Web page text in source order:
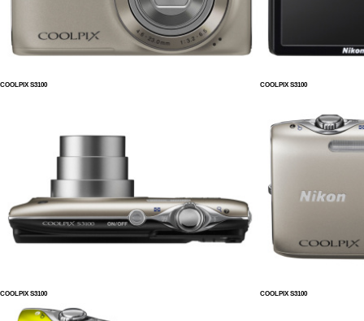
COOLPIX S3100 COOLPIX S3100
COOLPIX S3100 COOLPIX S3100